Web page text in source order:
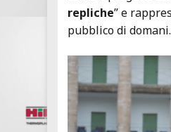
repliche” e
pubblico di domani.